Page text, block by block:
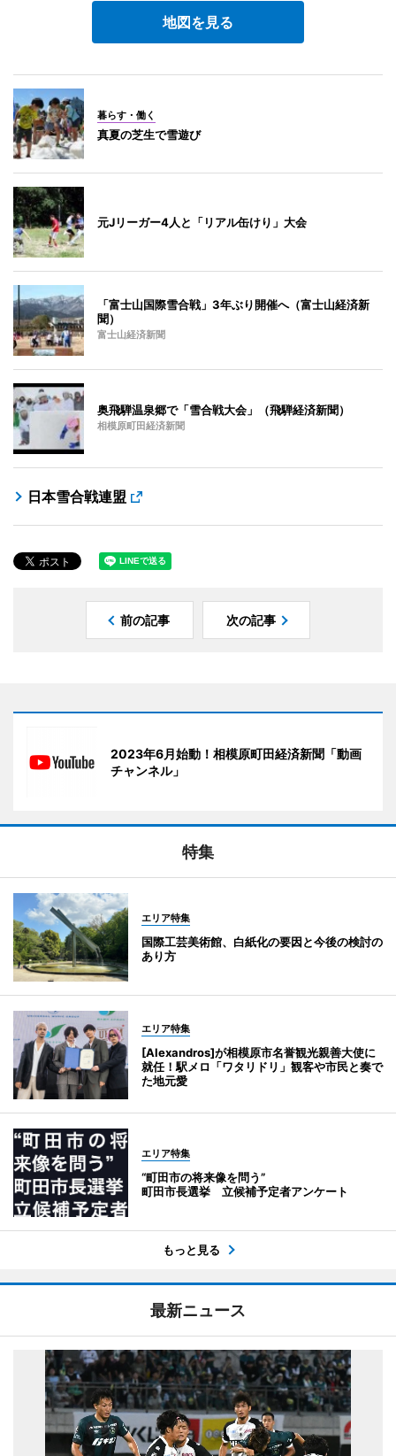
地図を見る
暮らす・働く
真夏の芝生で雪遊び
元Jリーガー4人と「リアル缶けり」大会
「富士山国際雪合戦」3年ぶり開催へ（富士山経済新
聞）
富士山経済新聞
奥飛騨温泉郷で「雪合戦大会」（飛騨経済新聞）
相模原町田経済新聞
日本雪合戦連盟
前の記事 次の記事
2023年6月始動！相模原町田経済新聞「動画
チャンネル」
特集
エリア特集
国際工芸美術館、白紙化の要因と今後の検討の
あり方
エリア特集
[Alexandros]が相模原市名誉観光親善大使に
就任！駅メロ「ワタリドリ」観客や市民と奏で
た地元愛
エリア特集
“町田市の将来像を問う”
町田市長選挙 立候補予定者アンケート
もっと見る
最新ニュース